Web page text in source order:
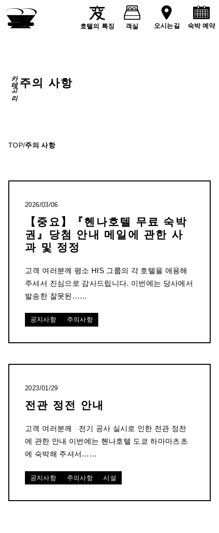
호텔의 특징 객실 오시는길 숙박 예약
카테고리 주의 사항
TOP/주의 사항
2026/03/06
【중요】『헨나호텔 무료 숙박
권』당첨 안내 메일에 관한 사
과 및 정정
고객 여러분께 평소 HIS 그룹의 각 호텔을 애용해
주셔서 진심으로 감사드립니다. 이번에는 당사에서
발송한 잘못된……
공지사항 주의사항
2023/01/29
전관 정전 안내
고객 여러분께 전기 공사 실시로 인한 전관 정전
에 관한 안내 이번에는 헨나호텔 도쿄 하마마츠초
에 숙박해 주셔서……
공지사항 주의사항 시설